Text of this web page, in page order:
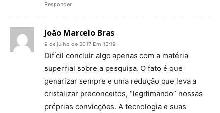
Responder
João Marcelo Bras
9 de julho de 2017 Em 15:18
Difícil concluir algo apenas com a matéria
superfial sobre a pesquisa. O fato é que
genarizar sempre é uma redução que leva a
cristalizar preconceitos, “legitimando” nossas
próprias convicções. A tecnologia e suas